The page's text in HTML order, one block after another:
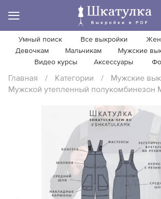
Умный поиск Все выкройки
Девочкам
Мальчикам Мужские
Видео курсы
Аксессуары
Главная / Категории / Мужские
Мужской утепленный полукомбинезон